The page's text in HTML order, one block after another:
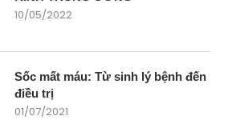
10/05/2022
Sốc mất máu: Từ sinh lý bệnh đến
điều trị
01/07/2021